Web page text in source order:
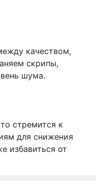
качеством,
скрипы,
шума.
стремится к
для снижения
избавиться от